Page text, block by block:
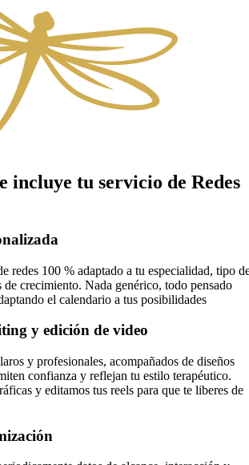
incluye tu servicio de Redes
redes 100 % adaptado a tu especialidad, tipo
crecimiento. Nada genérico, todo pensado
el calendario a tus posibilidades
y edición de video
y profesionales, acompañados de diseños
confianza y reflejan tu estilo terapéutico.
y editamos tus reels para que te liberes de